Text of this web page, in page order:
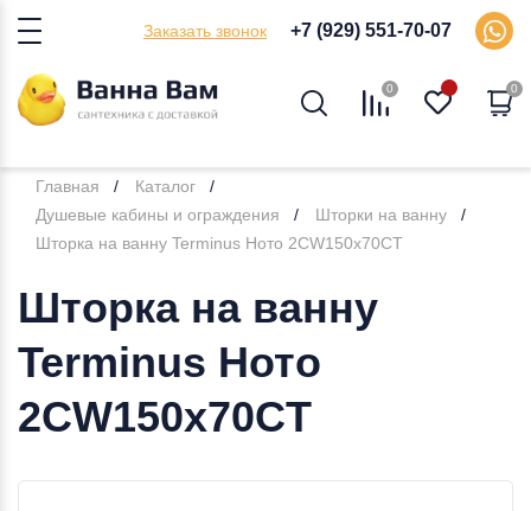
Заказать звонок +7 (929) 551-70-07
0 0
Главная
Каталог
Душевые кабины и ограждения
Шторки на ванну
Шторка на ванну Terminus Ното 2CW150х70CT
Шторка на ванну
Terminus Ното
2CW150х70CT